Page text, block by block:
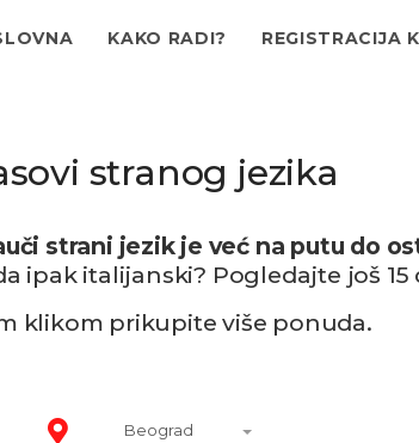
KAKO RADI? REGISTRACIJA
stranog jezika
strani jezik je već na putu do
ipak italijanski? Pogledajte još
klikom prikupite više ponuda.
Beograd